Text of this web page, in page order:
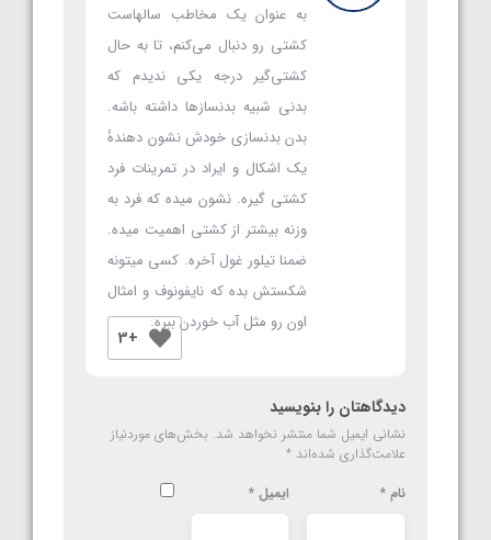
به عنوان یک مخاطب سالهاست
کشتی رو دنبال می‌کنم، تا به حال
کشتی‌گیر درجه یکی ندیدم که
بدنی شبیه بدنسازها داشته باشه.
بدن بدنسازی خودش نشون دهندهٔ
یک اشکال و ایراد در تمرینات فرد
کشتی گیره. نشون میده که فرد به
وزنه بیشتر از کشتی اهمیت میده.
ضمنا تیلور غول آخره. کسی میتونه
شکستش بده که نایفونوف و امثال
اون رو مثل آب خوردن ببره.
+3
دیدگاهتان را بنویسید
نشانی ایمیل شما منتشر نخواهد شد. بخش‌های موردنیاز
علامت‌گذاری شده‌اند *
نام * ایمیل *